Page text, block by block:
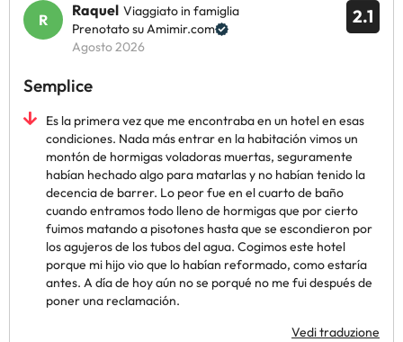
2.1
Raquel Viaggiato in famiglia
Prenotato su Amimir.com
Agosto 2026
Semplice
Es la primera vez que me encontraba en un hotel en esas
condiciones. Nada más entrar en la habitación vimos un
montón de hormigas voladoras muertas, seguramente
habían hechado algo para matarlas y no habían tenido la
decencia de barrer. Lo peor fue en el cuarto de baño
cuando entramos todo lleno de hormigas que por cierto
fuimos matando a pisotones hasta que se escondieron por
los agujeros de los tubos del agua. Cogimos este hotel
porque mi hijo vio que lo habían reformado, como estaría
antes. A día de hoy aún no se porqué no me fui después de
poner una reclamación.
Vedi traduzione